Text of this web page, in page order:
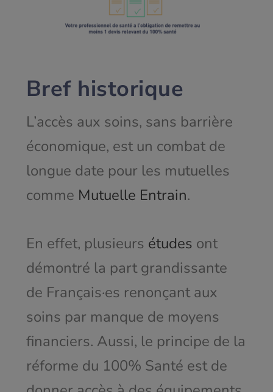
Bref historique
L’accès aux soins, sans barrière
économique, est un combat de
longue date pour les mutuelles
comme Mutuelle Entrain.
En effet, plusieurs études ont
démontré la part grandissante
de Français·es renonçant aux
soins par manque de moyens
financiers. Aussi, le principe de la
réforme du 100% Santé est de